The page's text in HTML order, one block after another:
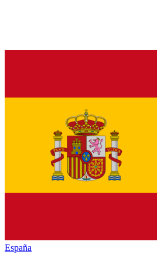
España